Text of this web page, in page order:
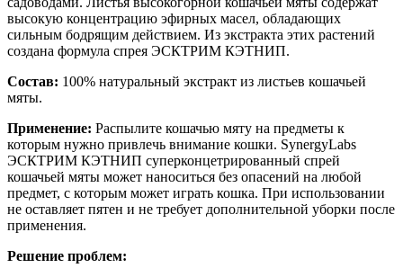
высокую концентрацию эфирных масел, обладающих
сильным бодрящим действием. Из экстракта этих растений
создана формула спрея ЭСКТРИМ КЭТНИП.
Состав: 100% натуральный экстракт из листьев кошачьей
мяты.
Применение: Распылите кошачью мяту на предметы к
которым нужно привлечь внимание кошки. SynergyLabs
ЭСКТРИМ КЭТНИП суперконцетрированный спрей
кошачьей мяты может наноситься без опасений на любой
предмет, с которым может играть кошка. При использовании
не оставляет пятен и не требует дополнительной уборки после
применения.
Решение проблем: